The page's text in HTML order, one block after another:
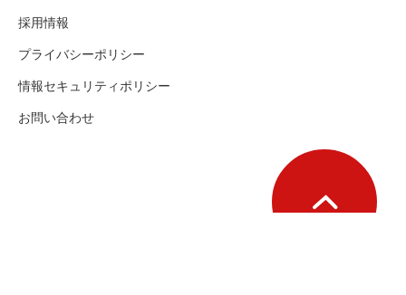
採用情報
プライバシーポリシー
情報セキュリティポリシー
お問い合わせ